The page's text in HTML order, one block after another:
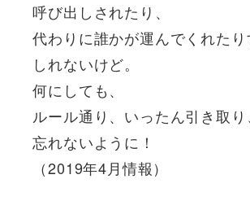
呼び出しされたり、
代わりに誰かが運んでくれたり
しれないけど。
何にしても、
ルール通り、いったん引き取
忘れないように！
（2019年4月情報）